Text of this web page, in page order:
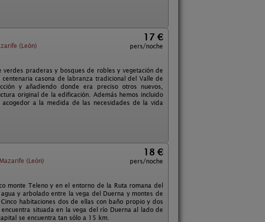
(León)
17 €
pers/noche
praderas y bosques de robles y vegetación de
casona de labranza tradicional del Valle de
y añadiendo donde era preciso otros nuevos,
original de la edificación. Además hemos incluido
a la medida de las necesidades de la vida
(León)
18 €
pers/noche
monte Teleno y en el entorno de la Ruta romana del
y arbolado entre la vega del Duerna y montes de
habitaciones dos de ellas con baño propio y dos
situada en la vega del río Duerna al lado de
se encuentra tan sólo a 15 km.